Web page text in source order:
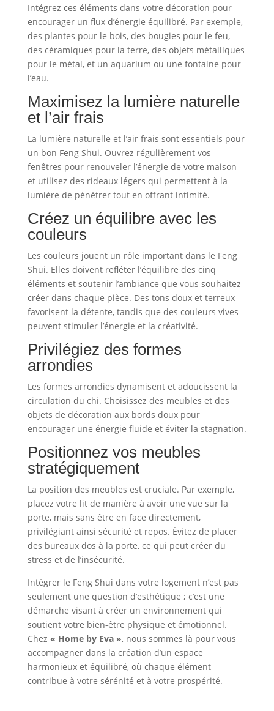
Intégrez ces éléments dans votre décoration pour
encourager un flux d’énergie équilibré. Par exemple,
des plantes pour le bois, des bougies pour le feu,
des céramiques pour la terre, des objets métalliques
pour le métal, et un aquarium ou une fontaine pour
l’eau.
Maximisez la lumière naturelle
et l’air frais
La lumière naturelle et l’air frais sont essentiels pour
un bon Feng Shui. Ouvrez régulièrement vos
fenêtres pour renouveler l’énergie de votre maison
et utilisez des rideaux légers qui permettent à la
lumière de pénétrer tout en offrant intimité.
Créez un équilibre avec les
couleurs
Les couleurs jouent un rôle important dans le Feng
Shui. Elles doivent refléter l’équilibre des cinq
éléments et soutenir l’ambiance que vous souhaitez
créer dans chaque pièce. Des tons doux et terreux
favorisent la détente, tandis que des couleurs vives
peuvent stimuler l’énergie et la créativité.
Privilégiez des formes
arrondies
Les formes arrondies dynamisent et adoucissent la
circulation du chi. Choisissez des meubles et des
objets de décoration aux bords doux pour
encourager une énergie fluide et éviter la stagnation.
Positionnez vos meubles
stratégiquement
La position des meubles est cruciale. Par exemple,
placez votre lit de manière à avoir une vue sur la
porte, mais sans être en face directement,
privilégiant ainsi sécurité et repos. Évitez de placer
des bureaux dos à la porte, ce qui peut créer du
stress et de l’insécurité.
Intégrer le Feng Shui dans votre logement n’est pas
seulement une question d’esthétique ; c’est une
démarche visant à créer un environnement qui
soutient votre bien-être physique et émotionnel.
Chez « Home by Eva », nous sommes là pour vous
accompagner dans la création d’un espace
harmonieux et équilibré, où chaque élément
contribue à votre sérénité et à votre prospérité.